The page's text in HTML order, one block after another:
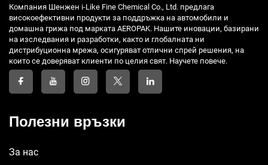
Компания Шенжен i-Like Fine Chemical Co., Ltd. предлага
високоефективни продукти за поддръжка на автомобили и
домашна грижа под марката AEROPAK. Нашите иновации, базирани
на изследвания и разработки, както и глобалната ни
дистрибуционна мрежа, осигуряват отлични спрей решения, на
които се доверяват клиенти по целия свят. Научете повече.
Полезни връзки
За нас